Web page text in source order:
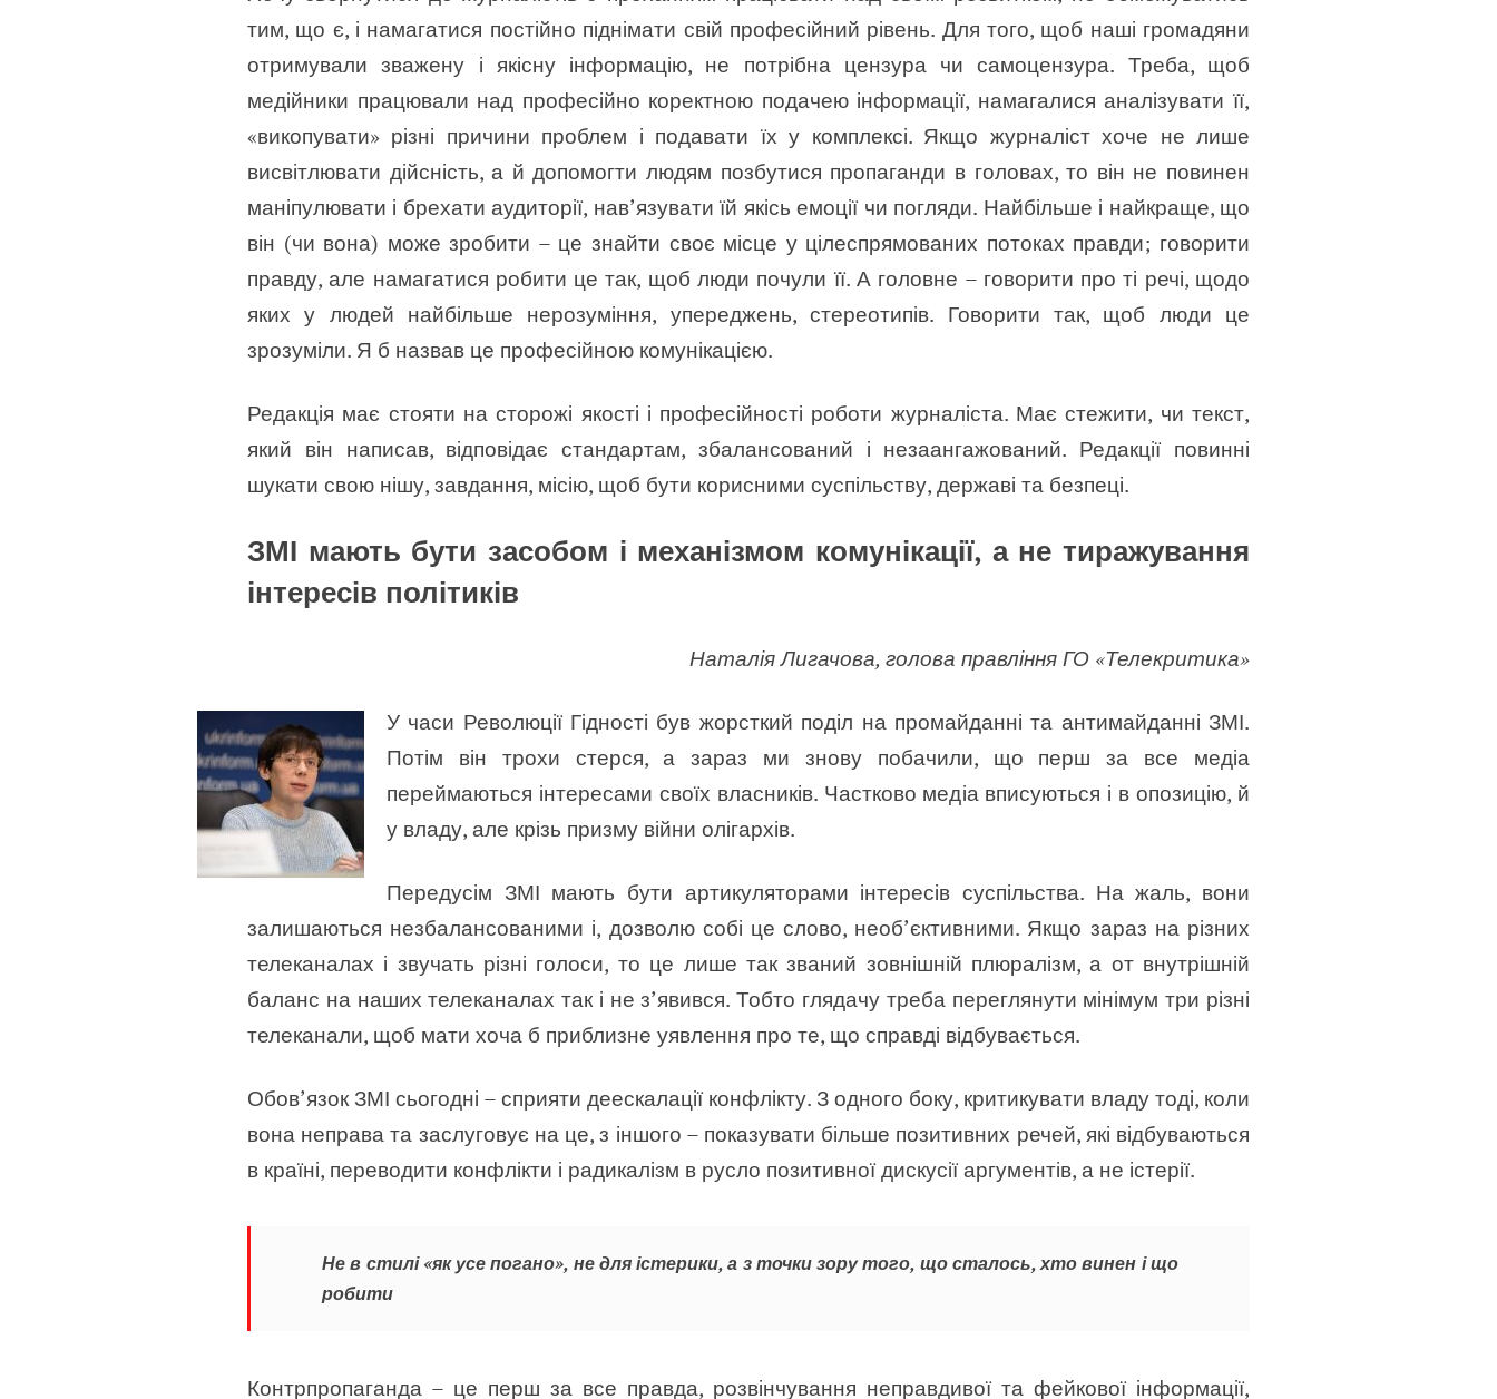
тим, що є, і намагатися постійно піднімати свій професійний рівень. Для того, щоб наші громадяни
отримували зважену і якісну інформацію, не потрібна цензура чи самоцензура. Треба, щоб
медійники працювали над професійно коректною подачею інформації, намагалися аналізувати її,
«викопувати» різні причини проблем і подавати їх у комплексі. Якщо журналіст хоче не лише
висвітлювати дійсність, а й допомогти людям позбутися пропаганди в головах, то він не повинен
маніпулювати і брехати аудиторії, нав’язувати їй якісь емоції чи погляди. Найбільше і найкраще, що
він (чи вона) може зробити – це знайти своє місце у цілеспрямованих потоках правди; говорити
правду, але намагатися робити це так, щоб люди почули її. А головне – говорити про ті речі, щодо
яких у людей найбільше нерозуміння, упереджень, стереотипів. Говорити так, щоб люди це
зрозуміли. Я б назвав це професійною комунікацією.
Редакція має стояти на сторожі якості і професійності роботи журналіста. Має стежити, чи текст,
який він написав, відповідає стандартам, збалансований і незаангажований. Редакції повинні
шукати свою нішу, завдання, місію, щоб бути корисними суспільству, державі та безпеці.
ЗМІ мають бути засобом і механізмом комунікації, а не тиражування
інтересів політиків
Наталія Лигачова, голова правління ГО «Телекритика»
У часи Революції Гідності був жорсткий поділ на промайданні та антимайданні ЗМІ.
Потім він трохи стерся, а зараз ми знову побачили, що перш за все медіа
переймаються інтересами своїх власників. Частково медіа вписуються і в опозицію, й
у владу, але крізь призму війни олігархів.
Передусім ЗМІ мають бути артикуляторами інтересів суспільства. На жаль, вони
залишаються незбалансованими і, дозволю собі це слово, необ’єктивними. Якщо зараз на різних
телеканалах і звучать різні голоси, то це лише так званий зовнішній плюралізм, а от внутрішній
баланс на наших телеканалах так і не з’явився. Тобто глядачу треба переглянути мінімум три різні
телеканали, щоб мати хоча б приблизне уявлення про те, що справді відбувається.
Обов’язок ЗМІ сьогодні – сприяти деескалації конфлікту. З одного боку, критикувати владу тоді, коли
вона неправа та заслуговує на це, з іншого – показувати більше позитивних речей, які відбуваються
в країні, переводити конфлікти і радикалізм в русло позитивної дискусії аргументів, а не істерії.
Не в стилі «як усе погано», не для істерики, а з точки зору того, що сталось, хто винен і що
робити
Контрпропаганда – це перш за все правда, розвінчування неправдивої та фейкової інформації,